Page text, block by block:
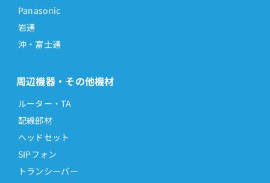
Panasonic
岩通
沖・富士通
周辺機器・その他機材
ルーター・TA
配線部材
ヘッドセット
SIPフォン
トランシーバー